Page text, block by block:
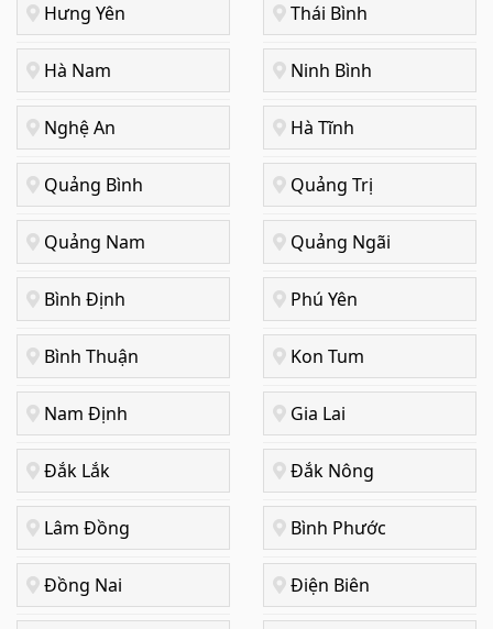
Hưng Yên Thái Bình
Hà Nam Ninh Bình
Nghệ An Hà Tĩnh
Quảng Bình Quảng Trị
Quảng Nam Quảng Ngãi
Bình Định Phú Yên
Bình Thuận Kon Tum
Nam Định Gia Lai
Đắk Lắk Đắk Nông
Lâm Đồng Bình Phước
Đồng Nai Điện Biên